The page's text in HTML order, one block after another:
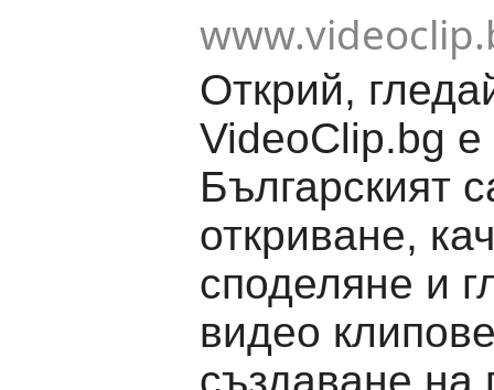
Открий,
VideoClip.bg е
Българският
откриване,
споделяне и
видео